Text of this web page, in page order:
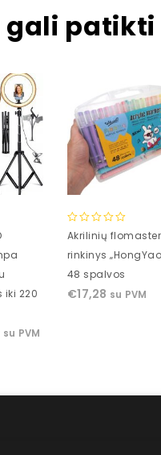
gali patikti
iki 220
su PVM
0
of
5
Akrilinių
rinkinys
48 spalvos
€17,28 su PVM